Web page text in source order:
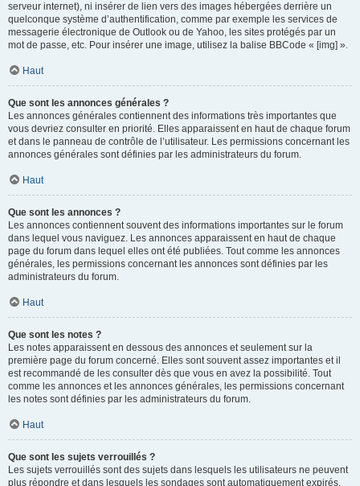
serveur internet), ni insérer de lien vers des images hébergées derrière un
quelconque système d’authentification, comme par exemple les services de
messagerie électronique de Outlook ou de Yahoo, les sites protégés par un
mot de passe, etc. Pour insérer une image, utilisez la balise BBCode « [img] ».
Haut
Que sont les annonces générales ?
Les annonces générales contiennent des informations très importantes que
vous devriez consulter en priorité. Elles apparaissent en haut de chaque forum
et dans le panneau de contrôle de l’utilisateur. Les permissions concernant les
annonces générales sont définies par les administrateurs du forum.
Haut
Que sont les annonces ?
Les annonces contiennent souvent des informations importantes sur le forum
dans lequel vous naviguez. Les annonces apparaissent en haut de chaque
page du forum dans lequel elles ont été publiées. Tout comme les annonces
générales, les permissions concernant les annonces sont définies par les
administrateurs du forum.
Haut
Que sont les notes ?
Les notes apparaissent en dessous des annonces et seulement sur la
première page du forum concerné. Elles sont souvent assez importantes et il
est recommandé de les consulter dès que vous en avez la possibilité. Tout
comme les annonces et les annonces générales, les permissions concernant
les notes sont définies par les administrateurs du forum.
Haut
Que sont les sujets verrouillés ?
Les sujets verrouillés sont des sujets dans lesquels les utilisateurs ne peuvent
plus répondre et dans lesquels les sondages sont automatiquement expirés.